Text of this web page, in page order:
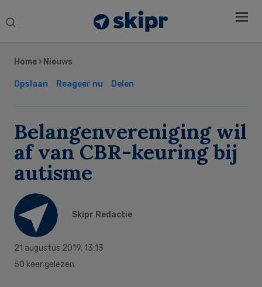
Search
Home › Nieuws
Opslaan Reageer nu Delen
Belangenvereniging wil
af van CBR-keuring bij
autisme
Skipr Redactie
21 augustus 2019, 13:13
50 keer gelezen
Sidebar